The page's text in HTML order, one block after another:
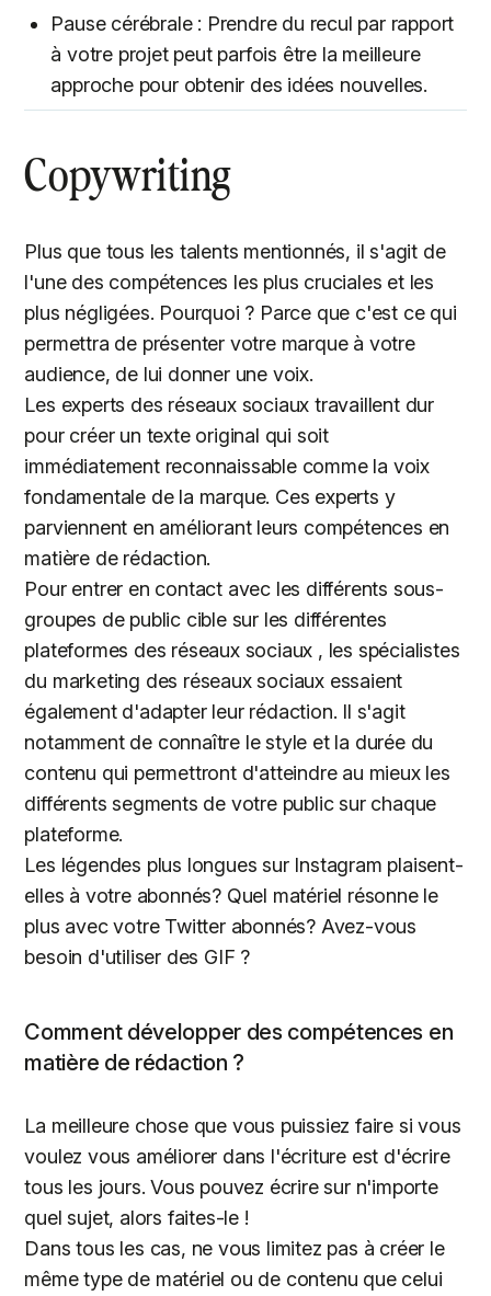
Pause cérébrale : Prendre du recul par rapport
à votre projet peut parfois être la meilleure
approche pour obtenir des idées nouvelles.
Copywriting
Plus que tous les talents mentionnés, il s'agit de
l'une des compétences les plus cruciales et les
plus négligées. Pourquoi ? Parce que c'est ce qui
permettra de présenter votre marque à votre
audience, de lui donner une voix.
Les experts des réseaux sociaux travaillent dur
pour créer un texte original qui soit
immédiatement reconnaissable comme la voix
fondamentale de la marque. Ces experts y
parviennent en améliorant leurs compétences en
matière de rédaction.
Pour entrer en contact avec les différents sous-
groupes de public cible sur les différentes
plateformes des réseaux sociaux , les spécialistes
du marketing des réseaux sociaux essaient
également d'adapter leur rédaction. Il s'agit
notamment de connaître le style et la durée du
contenu qui permettront d'atteindre au mieux les
différents segments de votre public sur chaque
plateforme.
Les légendes plus longues sur Instagram plaisent-
elles à votre abonnés? Quel matériel résonne le
plus avec votre Twitter abonnés? Avez-vous
besoin d'utiliser des GIF ?
Comment développer des compétences en
matière de rédaction ?
La meilleure chose que vous puissiez faire si vous
voulez vous améliorer dans l'écriture est d'écrire
tous les jours. Vous pouvez écrire sur n'importe
quel sujet, alors faites-le !
Dans tous les cas, ne vous limitez pas à créer le
même type de matériel ou de contenu que celui